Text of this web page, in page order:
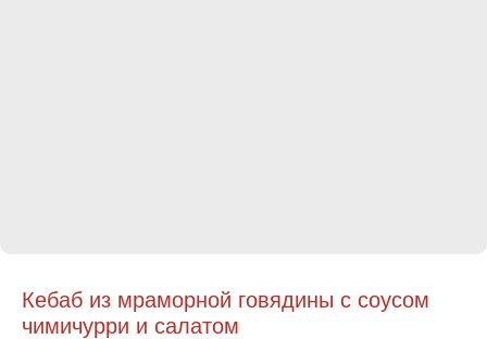
Кебаб из мраморной говядины с соусом
чимичурри и салатом